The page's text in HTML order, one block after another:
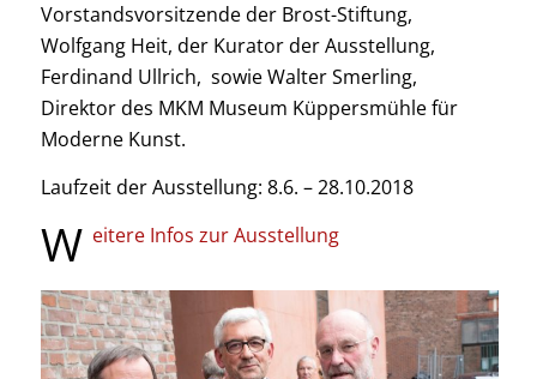
Vorstandsvorsitzende der Brost-Stiftung,
Wolfgang Heit, der Kurator der Ausstellung,
Ferdinand Ullrich, sowie Walter Smerling,
Direktor des MKM Museum Küppersmühle für
Moderne Kunst.
Laufzeit der Ausstellung: 8.6. – 28.10.2018
W eitere Infos zur Ausstellung